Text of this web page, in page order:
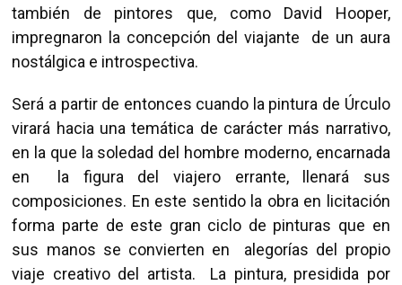
también de pintores que, como David Hooper,
impregnaron la concepción del viajante de un aura
nostálgica e introspectiva.
Será a partir de entonces cuando la pintura de Úrculo
virará hacia una temática de carácter más narrativo,
en la que la soledad del hombre moderno, encarnada
en la figura del viajero errante, llenará sus
composiciones. En este sentido la obra en licitación
forma parte de este gran ciclo de pinturas que en
sus manos se convierten en alegorías del propio
viaje creativo del artista. La pintura, presidida por